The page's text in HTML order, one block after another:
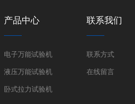
产品中心
电子万能试验机
液压万能试验机
卧式拉力试验机
联系我们
联系方式
在线留言